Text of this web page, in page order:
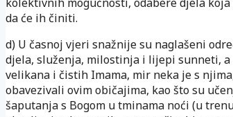
da će ih činiti.
d) U časnoj vjeri snažnije su naglašeni
djela, služenja, milostinja i lijepi sunneti,
velikana i čistih Imama, mir neka je s
obavezivali ovim običajima, kao što su
šaputanja s Bogom u tminama noći (u